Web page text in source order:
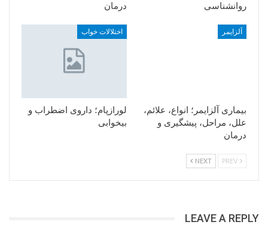
روانشناسی
درمان
آلزایمر
بیماری آلزایمر؛ انواع، علائم،
علل، مراحل، پیشگیری و
درمان
اختلالات خواب
لورازپام؛ داروی اضطراب و
بیخوابی
NEXT
LEAVE A REPLY